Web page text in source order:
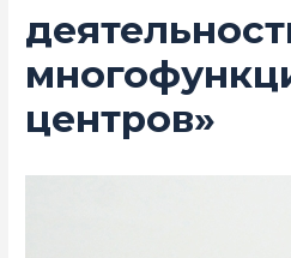
центров»